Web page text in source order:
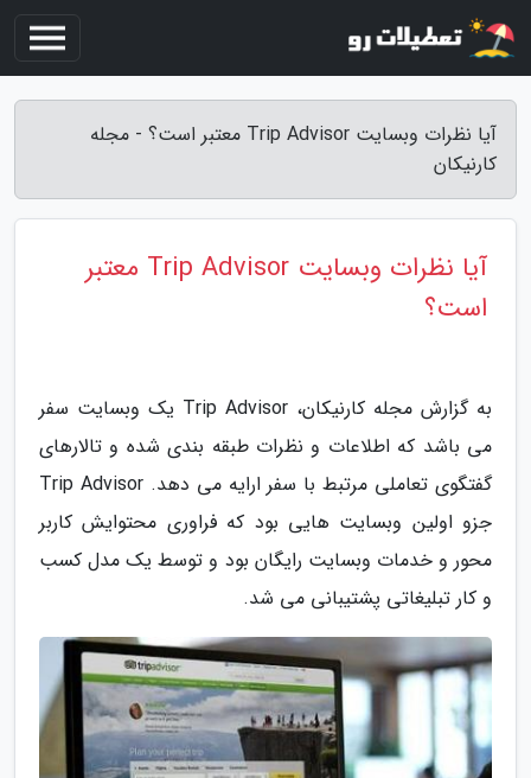
آیا نظرات وبسایت Trip Advisor معتبر است؟ - مجله
کارنیکان
آیا نظرات وبسایت Trip Advisor معتبر
است؟
به گزارش مجله کارنیکان، Trip Advisor یک وبسایت سفر
می باشد که اطلاعات و نظرات طبقه بندی شده و تالارهای
گفتگوی تعاملی مرتبط با سفر ارایه می دهد. Trip Advisor
جزو اولین وبسایت هایی بود که فراوری محتوایش کاربر
محور و خدمات وبسایت رایگان بود و توسط یک مدل کسب
و کار تبلیغاتی پشتیبانی می شد.